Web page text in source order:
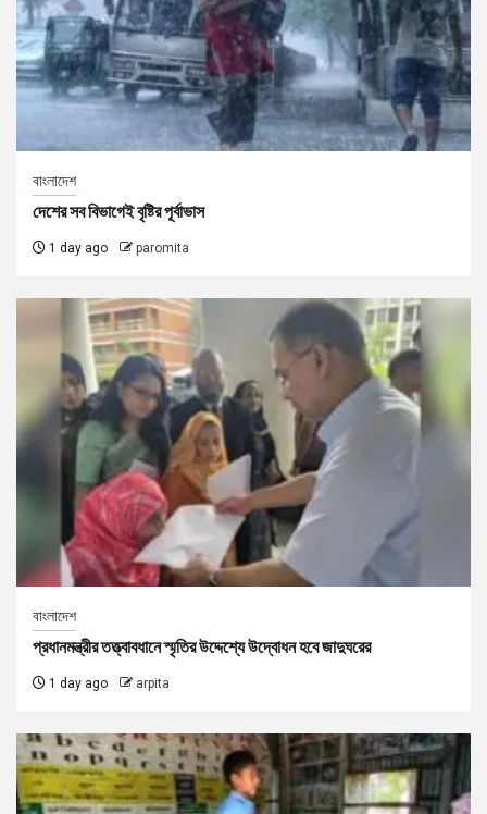
বাংলাদেশ
দেশের সব বিভাগেই বৃষ্টির পূর্বাভাস
1 day ago paromita
বাংলাদেশ
প্রধানমন্ত্রীর তত্ত্বাবধানে স্মৃতির উদ্দেশ্যে উদ্বোধন হবে জাদুঘরের
1 day ago arpita